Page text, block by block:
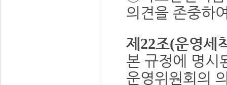
의견을 존중하
제 22조(운영세
본 규정에 명시
운영위원회의